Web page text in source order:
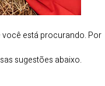
está procurando. Por
sugestões abaixo.